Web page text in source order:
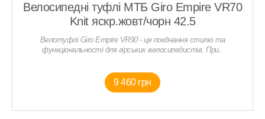
Велосипедні туфлі МТБ Giro Empire VR70
Knit яскр.жовт/чорн 42.5
Велотуфлі Giro Empire VR90 - це поєднання стилю та
функціональності для гірських велосипедистів. При..
9 460 грн